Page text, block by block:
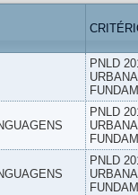
PNLD
PNLD
PNLD